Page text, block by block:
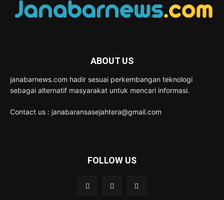
ABOUT US
janabarnews.com hadir sesuai perkembangan teknologi
sebagai alternatif masyarakat untuk mencari informasi.
Contact us : janabaransasejahtera@gmail.com
FOLLOW US